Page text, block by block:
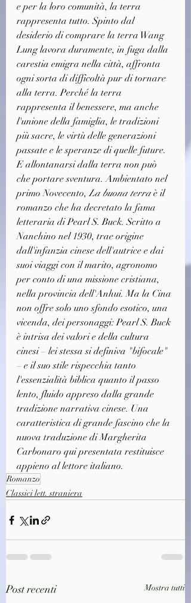
e per la loro comunità, la terra
rappresenta tutto. Spinto dal
desiderio di comprare la terra Wang
Lung lavora duramente, in fuga dalla
carestia emigra nella città, affronta
ogni sorta di difficoltà pur di tornare
alla terra. Perché la terra
rappresenta il benessere, ma anche
l'unione della famiglia, le tradizioni
più sacre, le virtù delle generazioni
passate e le speranze di quelle future.
E allontanarsi dalla terra non può
che portare sventura. Ambientato nel
primo Novecento, La buona terra è il
romanzo che ha decretato la fama
letteraria di Pearl S. Buck. Scritto a
Nanchino nel 1930, trae origine
dall'infanzia cinese dell'autrice e dai
suoi viaggi con il marito, agronomo
per conto di una missione cristiana,
nella provincia dell'Anhui. Ma la Cina
non offre solo uno sfondo esotico, una
vicenda, dei personaggi: Pearl S. Buck
è intrisa dei valori e della cultura
cinesi – lei stessa si definiva "bifocale"
– e il suo stile rispecchia tanto
l'essenzialità biblica quanto il passo
lento, fluido appreso dalla grande
tradizione narrativa cinese. Una
caratteristica di grande fascino che la
nuova traduzione di Margherita
Carbonaro qui presentata restituisce
appieno al lettore italiano.
Romanzo
Classici lett. straniera
Post recenti Mostra tutti